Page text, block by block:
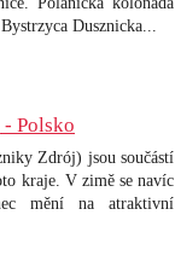
Dusznicka...
Polsko
Zdrój) jsou součástí
kraje. V zimě se navíc
mění na atraktivní